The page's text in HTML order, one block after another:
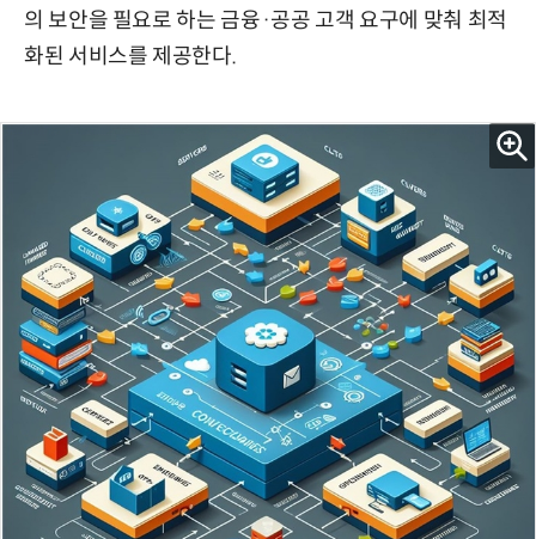
의 보안을 필요로 하는 금융·공공 고객 요구에 맞춰 최적
화된 서비스를 제공한다.